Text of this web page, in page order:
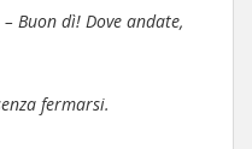
Buon dì! Dove andate,
fermarsi.